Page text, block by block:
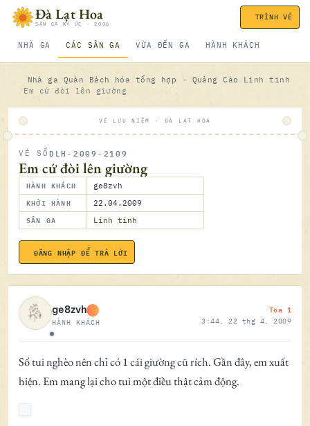
Bỏ qua nội dungĐà Lạt Hoa
SÂN GA KÝ ỨC · 2006
NHÀ GA CÁC SÂN GA VỪA ĐẾN GA HÀNH KHÁCH
TRÌNH VÉ
Nhà ga Quán Bách hóa tổng hợp - Quảng Cáo
Linh tinh
Em cứ đòi lên giường
VÉ LƯU NIỆM · ĐÀ LẠT HOA
VÉ SỐ DLH-2009-2109
Em cứ đòi lên giường
HÀNH KHÁCH ge8zvh
KHỞI HÀNH 22.04.2009
SÂN GA Linh tinh
ĐĂNG NHẬP ĐỂ TRẢ LỜI
Ngoại tuyến
ge8zvh
HÀNH KHÁCH
Toa 1
3:44, 22 thg 4, 2009
Số tui nghèo nên chỉ có 1 cái giường cũ rích. Gần đây, em xuất
hiện. Em mang lại cho tui một điều thật cảm động.